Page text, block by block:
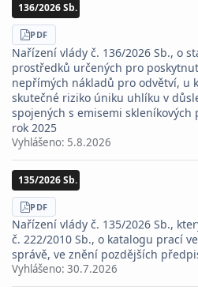
136/2026 Sb.
STÁHNOUT
PDF
Nařízení vlády č. 136/2026 Sb., o
prostředků určených pro
nepřímých nákladů pro odvětví, u
skutečné riziko úniku uhlíku v
spojených s emisemi skleníkových
rok 2025
Vyhlášeno: 5.8.2026
135/2026 Sb.
STÁHNOUT
PDF
Nařízení vlády č. 135/2026 Sb.,
č. 222/2010 Sb., o katalogu prací
správě, ve znění pozdějších
Vyhlášeno: 30.7.2026